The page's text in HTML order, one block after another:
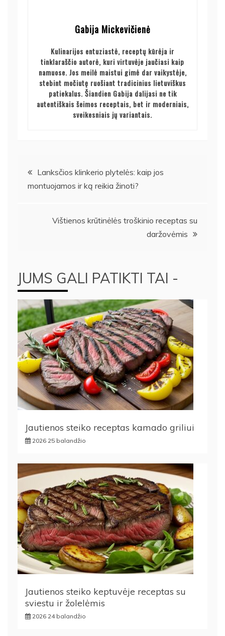
Gabija Mickevičienė
Kulinarijos entuziastė, receptų kūrėja ir
tinklaraščio autorė, kuri virtuvėje jaučiasi kaip
namuose. Jos meilė maistui gimė dar vaikystėje,
stebint močiutę ruošiant tradicinius lietuviškus
patiekalus. Šiandien Gabija dalijasi ne tik
autentiškais šeimos receptais, bet ir moderniais,
sveikesniais jų variantais.
Navigacija
tarp
Lanksčios klinkerio plytelės: kaip jos
montuojamos ir ką reikia žinoti?
Vištienos krūtinėlės troškinio receptas su
daržovėmis
JUMS GALI PATIKTI TAI -
Jautienos steiko receptas kamado griliui
2026 25 balandžio
Jautienos steiko keptuvėje receptas su
sviestu ir žolelėmis
2026 24 balandžio